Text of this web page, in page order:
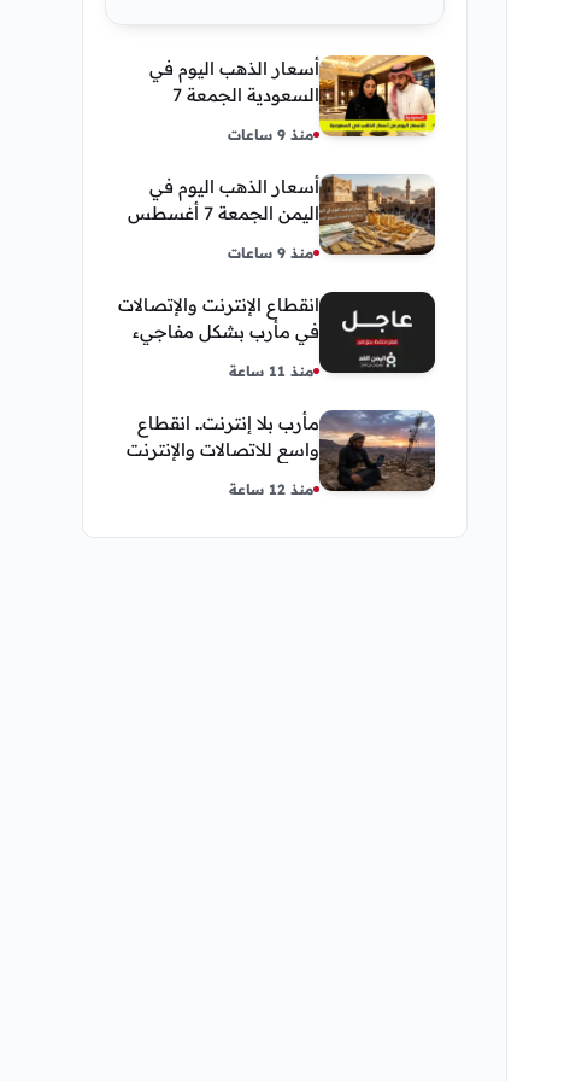
أسعار الذهب اليوم في
السعودية الجمعة 7
مباشر
منذ 9 ساعات
أسعار الذهب اليوم في
اليمن الجمعة 7 أغسطس
وعدن
منذ 9 ساعات
انقطاع الإنترنت والإتصالات
في مأرب بشكل مفاجيء
منذ 11 ساعة
مأرب بلا إنترنت.. انقطاع
واسع للاتصالات والإنترنت
المحافظة
منذ 12 ساعة